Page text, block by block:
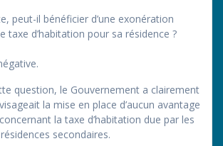
peut-il bénéficier d’une exonération
taxe d’habitation pour sa résidence ?
question, le Gouvernement a clairement
la mise en place d’aucun avantage
la taxe d’habitation due par les
secondaires.